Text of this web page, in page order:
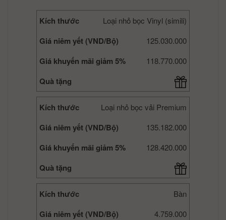
Loại nhỏ bọc Vinyl (simili)
Kích thước
125.030.000
Giá niêm yết (VND/Bộ)
118.770.000
Giá khuyến mãi giảm 5%
Quà tặng
Loại nhỏ bọc vải Premium
Kích thước
135.182.000
Giá niêm yết (VND/Bộ)
128.420.000
Giá khuyến mãi giảm 5%
Quà tặng
Bàn
Kích thước
4.759.000
Giá niêm yết (VND/Bộ)